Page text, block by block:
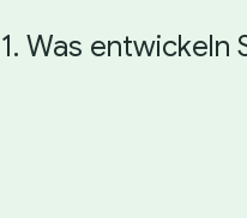
1. Was entwickeln